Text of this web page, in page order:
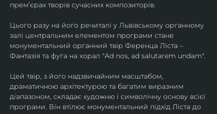
прем’єрах творів сучасних композиторів.
Цього разу на його речиталі у Львівському органному
залі центральним елементом програми стане
монументальний органний твір Ференца Ліста –
Фантазія та фуга на хорал "Ad nos, ad salutarem undam".
Цей твір, з його надзвичайним масштабом,
драматичною архітектурою та багатим виразним
діапазоном, складає художню і символічну основу всієї
програми. Він втілює монументальний підхід Ліста до